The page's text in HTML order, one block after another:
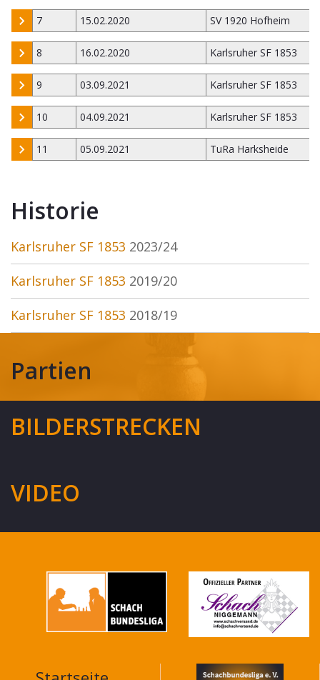
7 15.02.2020 SV 1920 Hofheim
8 16.02.2020 Karlsruher SF 1853
9 03.09.2021 Karlsruher SF 1853
10 04.09.2021 Karlsruher SF 1853
11 05.09.2021 TuRa Harksheide
Historie
Karlsruher SF 1853 2023/24
Karlsruher SF 1853 2019/20
Karlsruher SF 1853 2018/19
Partien
BILDERSTRECKEN
VIDEO